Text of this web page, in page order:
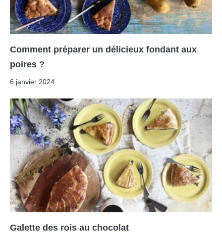
Comment préparer un délicieux fondant aux
poires ?
6 janvier 2024
Galette des rois au chocolat